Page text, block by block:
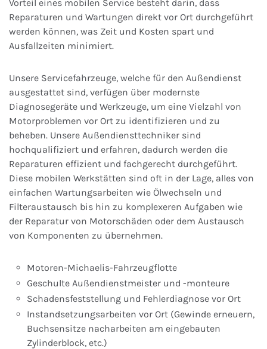
Vorteil eines mobilen Service besteht darin, dass
Reparaturen und Wartungen direkt vor Ort durchgeführt
werden können, was Zeit und Kosten spart und
Ausfallzeiten minimiert.
Unsere Servicefahrzeuge, welche für den Außendienst
ausgestattet sind, verfügen über modernste
Diagnosegeräte und Werkzeuge, um eine Vielzahl von
Motorproblemen vor Ort zu identifizieren und zu
beheben. Unsere Außendiensttechniker sind
hochqualifiziert und erfahren, dadurch werden die
Reparaturen effizient und fachgerecht durchgeführt.
Diese mobilen Werkstätten sind oft in der Lage, alles von
einfachen Wartungsarbeiten wie Ölwechseln und
Filteraustausch bis hin zu komplexeren Aufgaben wie
der Reparatur von Motorschäden oder dem Austausch
von Komponenten zu übernehmen.
Motoren-Michaelis-Fahrzeugflotte
Geschulte Außendienstmeister und -monteure
Schadensfeststellung und Fehlerdiagnose vor Ort
Instandsetzungsarbeiten vor Ort (Gewinde erneuern,
Buchsensitze nacharbeiten am eingebauten
Zylinderblock, etc.)